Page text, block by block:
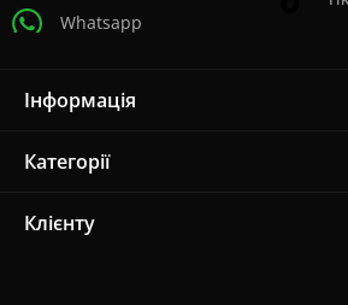
Whatsapp
Інформація
Категорії
Клієнту